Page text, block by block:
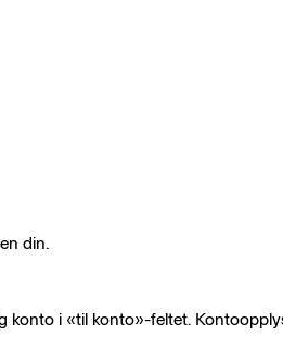
din.
i «til konto»-feltet.